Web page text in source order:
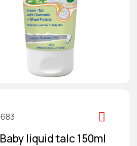
Baby liquid talc 150ml